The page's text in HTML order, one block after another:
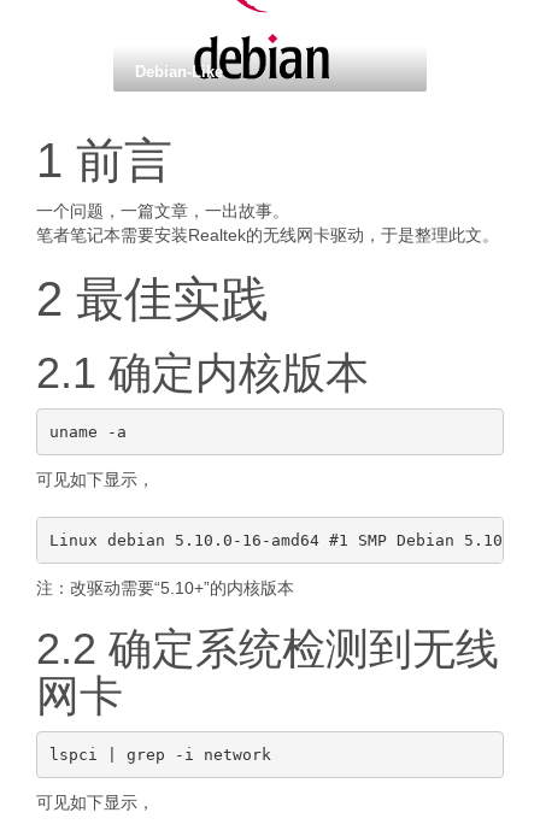
Debian-Like
1 前言
一个问题，一篇文章，一出故事。
笔者笔记本需要安装Realtek的无线网卡驱动，于是整理此文。
2 最佳实践
2.1 确定内核版本
可见如下显示，
注：改驱动需要“5.10+”的内核版本
2.2 确定系统检测到无线
网卡
可见如下显示，